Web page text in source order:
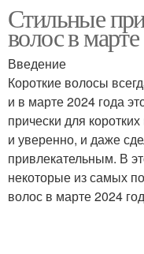
Пышные волосы
Прическа с
волосами
Красивые
Стильные
волос в
Введение
Короткие волосы
и в марте 2024 года
прически для
и уверенно, и даже
привлекательным. В
некоторые из самых
волос в марте 2024